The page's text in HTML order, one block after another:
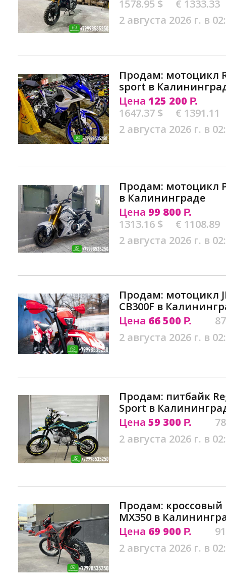
1578.95 $
€ 1333.33
2 августа 2026 г. в
Продам: мотоцикл
sport в
Цена 125 200 Р.
1647.37 $
€ 1391.11
2 августа 2026 г. в
Продам: мотоцикл
в Калининграде
Цена 99 800 Р.
1313.16 $
€ 1108.89
2 августа 2026 г. в
Продам: мотоцикл
CB300F в
Цена 66 500 Р.
2 августа 2026 г. в
Продам: питбайк
Sport в
Цена 59 300 Р.
2 августа 2026 г. в
Продам: кроссовый
MX350 в
Цена 69 900 Р.
2 августа 2026 г. в